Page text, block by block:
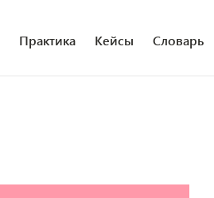
Практика Кейсы Словарь